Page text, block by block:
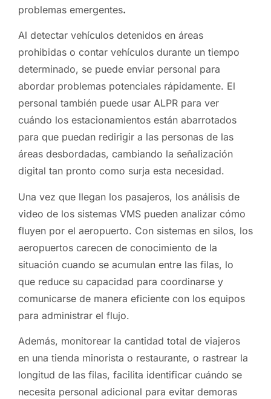
problemas emergentes.
Al detectar vehículos detenidos en áreas
prohibidas o contar vehículos durante un tiempo
determinado, se puede enviar personal para
abordar problemas potenciales rápidamente. El
personal también puede usar ALPR para ver
cuándo los estacionamientos están abarrotados
para que puedan redirigir a las personas de las
áreas desbordadas, cambiando la señalización
digital tan pronto como surja esta necesidad.
Una vez que llegan los pasajeros, los análisis de
video de los sistemas VMS pueden analizar cómo
fluyen por el aeropuerto. Con sistemas en silos, los
aeropuertos carecen de conocimiento de la
situación cuando se acumulan entre las filas, lo
que reduce su capacidad para coordinarse y
comunicarse de manera eficiente con los equipos
para administrar el flujo.
Además, monitorear la cantidad total de viajeros
en una tienda minorista o restaurante, o rastrear la
longitud de las filas, facilita identificar cuándo se
necesita personal adicional para evitar demoras